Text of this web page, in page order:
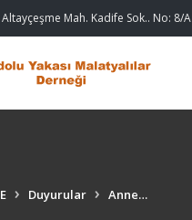
Altayçeşme Mah. Kadife Sok.. No: 8/
Duyurular Anne…